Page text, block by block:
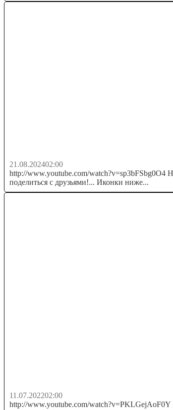
21.08.202402:00
http://www.youtube.com/watch?v=sp3bFSbg0O4
поделиться с друзьями!... Иконки ниже...
11.07.202202:00
http://www.youtube.com/watch?v=PKLGejAoF0Y